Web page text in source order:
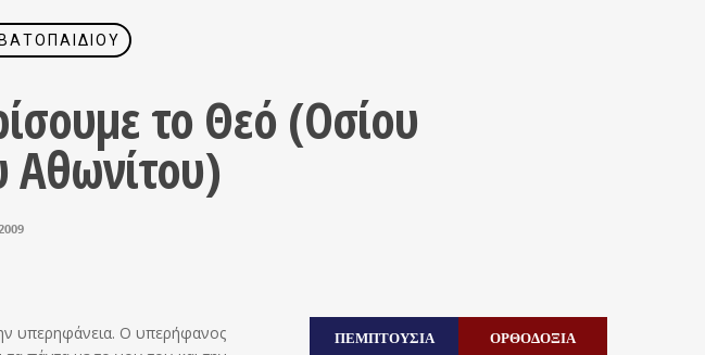
το Θεό (Οσίου
Αθωνίτου)
υπερηφάνεια. Ο υπερήφανος
ΠΕΜΠΤΟΥΣΙΑ ΟΡΘΟΔΟΞΙΑ